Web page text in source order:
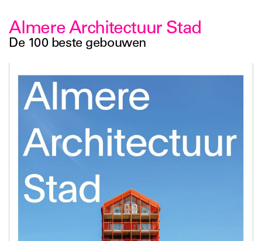
Almere Architectuur Stad
De 100 beste gebouwen